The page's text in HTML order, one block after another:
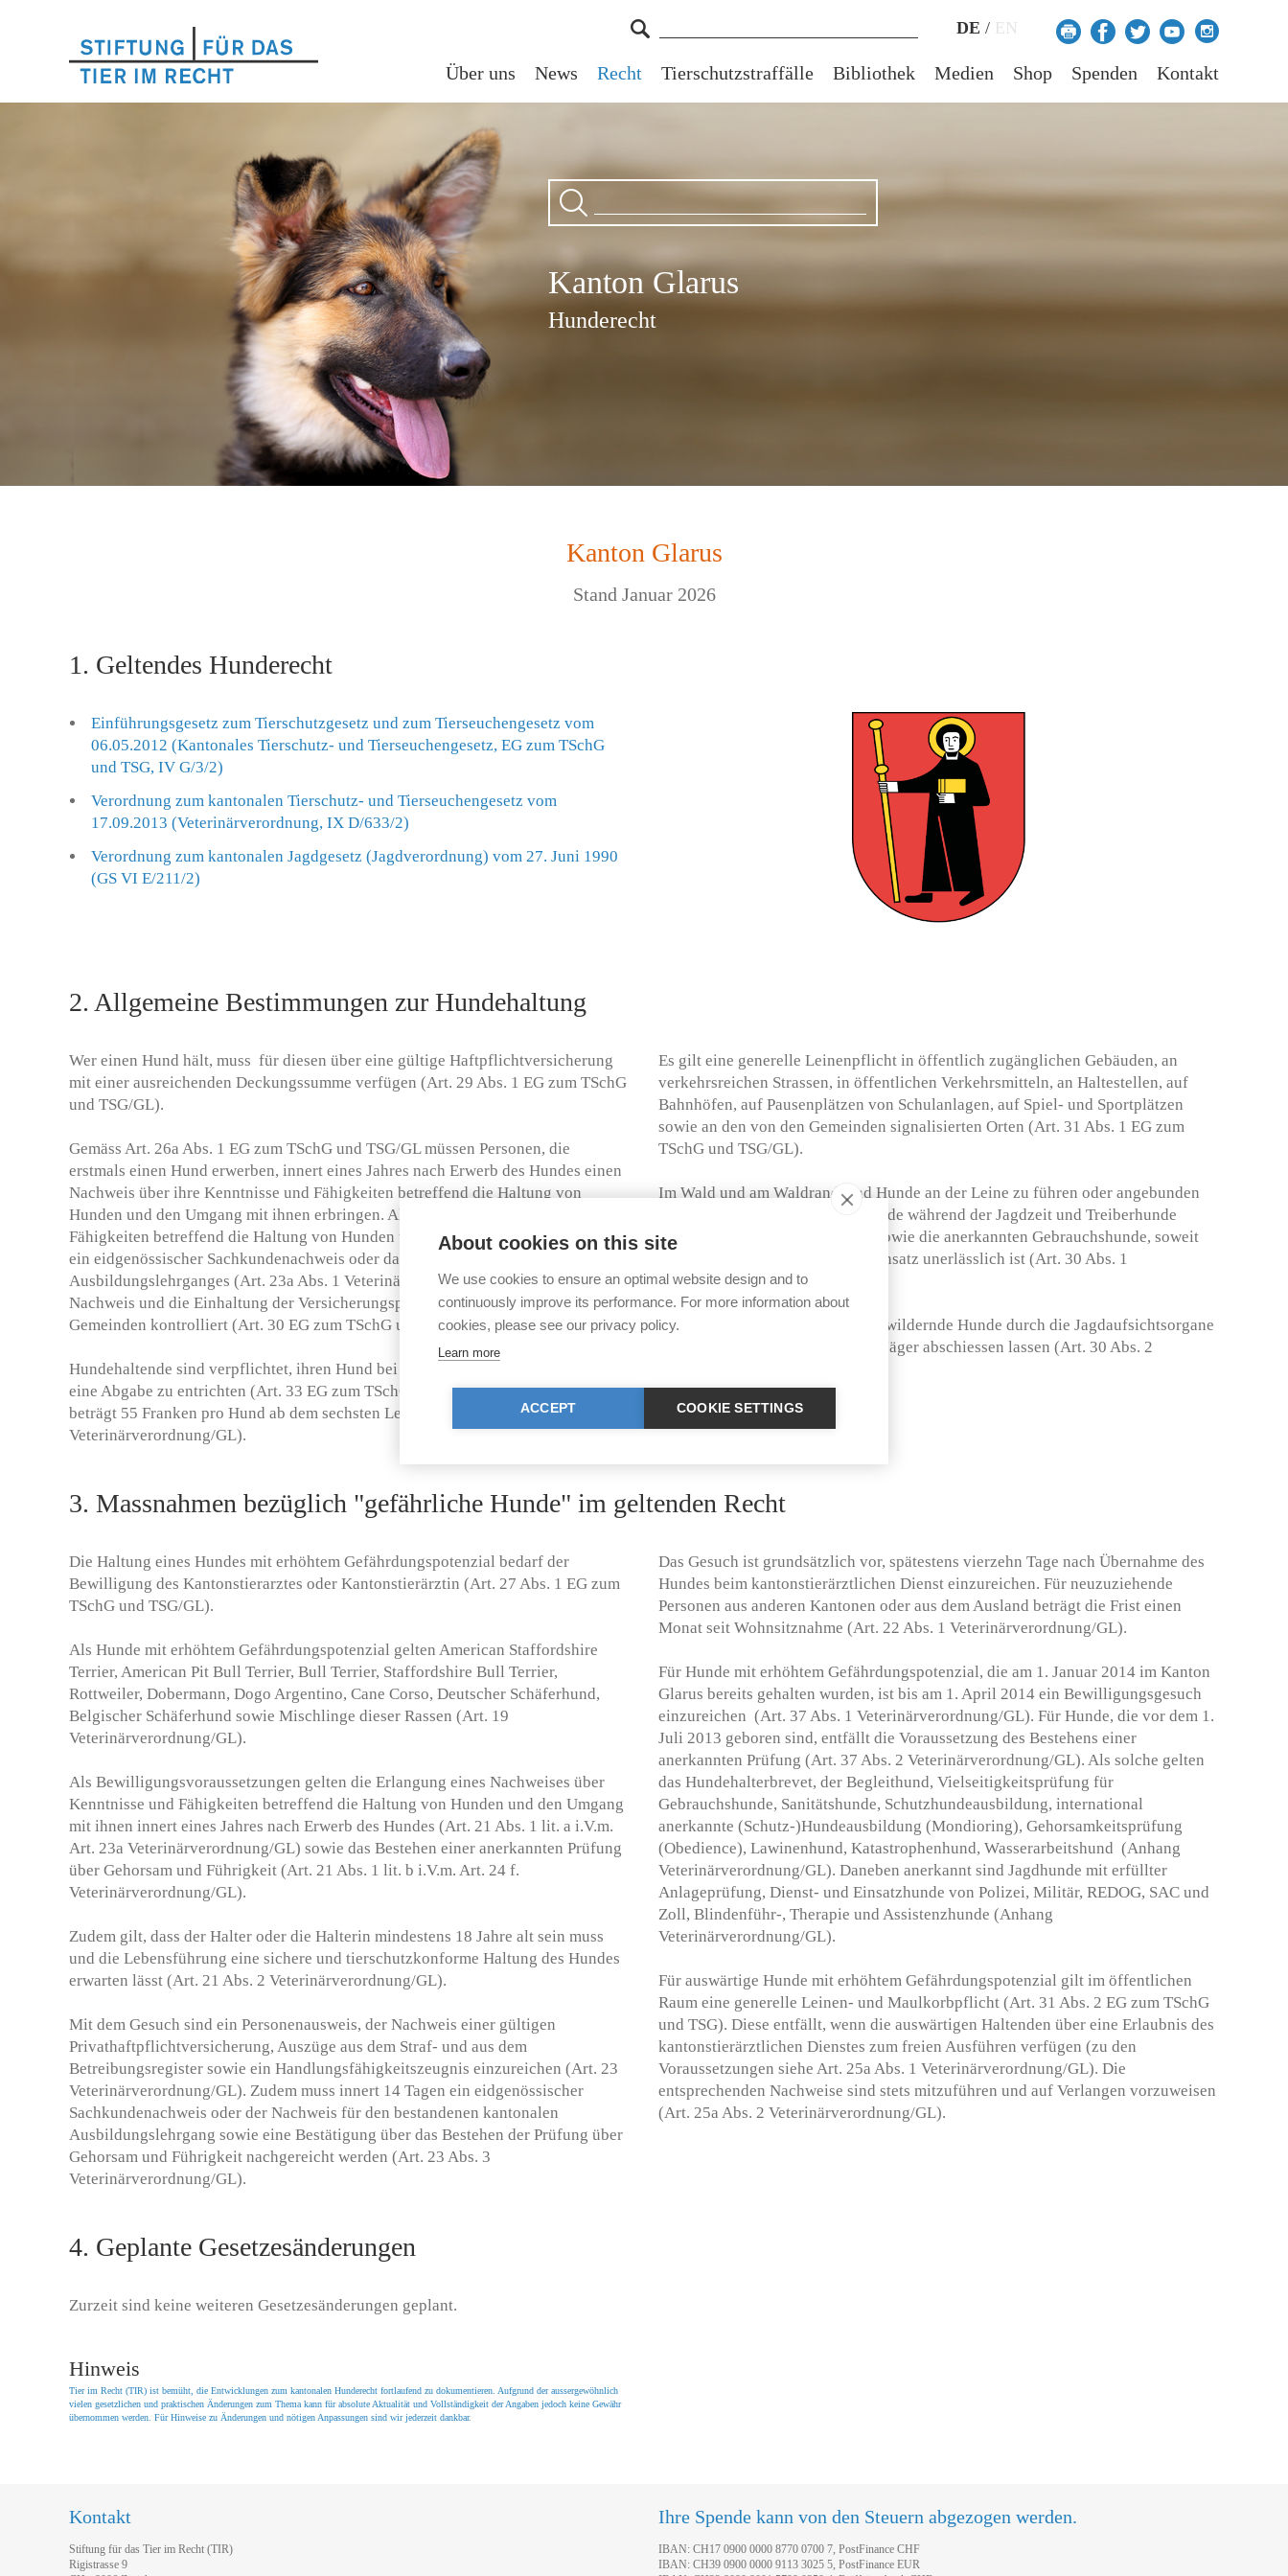
DE / EN
Über uns News Recht Tierschutzstraffälle Bibliothek Medien Shop Spenden Kontakt
Kanton Glarus
Hunderecht
Kanton Glarus
Stand Januar 2026
1. Geltendes Hunderecht
Einführungsgesetz zum Tierschutzgesetz und zum Tierseuchengesetz vom
06.05.2012 (Kantonales Tierschutz- und Tierseuchengesetz, EG zum TSchG
und TSG, IV G/3/2)
Verordnung zum kantonalen Tierschutz- und Tierseuchengesetz vom
17.09.2013 (Veterinärverordnung, IX D/633/2)
Verordnung zum kantonalen Jagdgesetz (Jagdverordnung) vom 27. Juni 1990
(GS VI E/211/2)
2. Allgemeine Bestimmungen zur Hundehaltung
Wer einen Hund hält, muss für diesen über eine gültige Haftpflichtversicherung
mit einer ausreichenden Deckungssumme verfügen (Art. 29 Abs. 1 EG zum TSchG
und TSG/GL).
Gemäss Art. 26a Abs. 1 EG zum TSchG und TSG/GL müssen Personen, die
erstmals einen Hund erwerben, innert eines Jahres nach Erwerb des Hundes einen
Nachweis über ihre Kenntnisse und Fähigkeiten betreffend die Haltung von
Hunden und den Umgang mit ihnen erbringen. Als Nachweis über Kenntnisse und
Fähigkeiten betreffend die Haltung von Hunden und den Umgang mit ihnen gilt
ein eidgenössischer Sachkundenachweis oder das Bestehen des kantonalen
Ausbildungslehrganges (Art. 23a Abs. 1 Veterinärverordnung/GL). Dieser
Nachweis und die Einhaltung der Versicherungspflicht werden von den
Gemeinden kontrolliert (Art. 30 EG zum TSchG und TSG/GL).
Hundehaltende sind verpflichtet, ihren Hund bei der Gemeinde zu melden und
eine Abgabe zu entrichten (Art. 33 EG zum TSchG und TSG/GL). Diese Hundetaxe
beträgt 55 Franken pro Hund ab dem sechsten Lebensmonat (Art. 31 Abs. 1
Veterinärverordnung/GL).
Es gilt eine generelle Leinenpflicht in öffentlich zugänglichen Gebäuden, an
verkehrsreichen Strassen, in öffentlichen Verkehrsmitteln, an Haltestellen, auf
Bahnhöfen, auf Pausenplätzen von Schulanlagen, auf Spiel- und Sportplätzen
sowie an den von den Gemeinden signalisierten Orten (Art. 31 Abs. 1 EG zum
TSchG und TSG/GL).
Im Wald und am Waldrand sind Hunde an der Leine zu führen oder angebunden
zu halten, ausgenommen Jagdhunde während der Jagdzeit und Treiberhunde
während der Viehtreiberdienste sowie die anerkannten Gebrauchshunde, soweit
dies zu deren Ausbildung oder Einsatz unerlässlich ist (Art. 30 Abs. 1
Jagdverordnung/GL).
Die kantonale Jagdbehörde kann wildernde Hunde durch die Jagdaufsichtsorgane
oder patentierte Jägerinnen oder Jäger abschiessen lassen (Art. 30 Abs. 2
3. Massnahmen bezüglich "gefährliche Hunde" im geltenden Recht
Die Haltung eines Hundes mit erhöhtem Gefährdungspotenzial bedarf der
Bewilligung des Kantonstierarztes oder Kantonstierärztin (Art. 27 Abs. 1 EG zum
TSchG und TSG/GL).
Als Hunde mit erhöhtem Gefährdungspotenzial gelten American Staffordshire
Terrier, American Pit Bull Terrier, Bull Terrier, Staffordshire Bull Terrier,
Rottweiler, Dobermann, Dogo Argentino, Cane Corso, Deutscher Schäferhund,
Belgischer Schäferhund sowie Mischlinge dieser Rassen (Art. 19
Veterinärverordnung/GL).
Als Bewilligungsvoraussetzungen gelten die Erlangung eines Nachweises über
Kenntnisse und Fähigkeiten betreffend die Haltung von Hunden und den Umgang
mit ihnen innert eines Jahres nach Erwerb des Hundes (Art. 21 Abs. 1 lit. a i.V.m.
Art. 23a Veterinärverordnung/GL) sowie das Bestehen einer anerkannten Prüfung
über Gehorsam und Führigkeit (Art. 21 Abs. 1 lit. b i.V.m. Art. 24 f.
Veterinärverordnung/GL).
Zudem gilt, dass der Halter oder die Halterin mindestens 18 Jahre alt sein muss
und die Lebensführung eine sichere und tierschutzkonforme Haltung des Hundes
erwarten lässt (Art. 21 Abs. 2 Veterinärverordnung/GL).
Mit dem Gesuch sind ein Personenausweis, der Nachweis einer gültigen
Privathaftpflichtversicherung, Auszüge aus dem Straf- und aus dem
Betreibungsregister sowie ein Handlungsfähigkeitszeugnis einzureichen (Art. 23
Veterinärverordnung/GL). Zudem muss innert 14 Tagen ein eidgenössischer
Sachkundenachweis oder der Nachweis für den bestandenen kantonalen
Ausbildungslehrgang sowie eine Bestätigung über das Bestehen der Prüfung über
Gehorsam und Führigkeit nachgereicht werden (Art. 23 Abs. 3
Veterinärverordnung/GL).
Das Gesuch ist grundsätzlich vor, spätestens vierzehn Tage nach Übernahme des
Hundes beim kantonstierärztlichen Dienst einzureichen. Für neuzuziehende
Personen aus anderen Kantonen oder aus dem Ausland beträgt die Frist einen
Monat seit Wohnsitznahme (Art. 22 Abs. 1 Veterinärverordnung/GL).
Für Hunde mit erhöhtem Gefährdungspotenzial, die am 1. Januar 2014 im Kanton
Glarus bereits gehalten wurden, ist bis am 1. April 2014 ein Bewilligungsgesuch
einzureichen (Art. 37 Abs. 1 Veterinärverordnung/GL). Für Hunde, die vor dem 1.
Juli 2013 geboren sind, entfällt die Voraussetzung des Bestehens einer
anerkannten Prüfung (Art. 37 Abs. 2 Veterinärverordnung/GL). Als solche gelten
das Hundehalterbrevet, der Begleithund, Vielseitigkeitsprüfung für
Gebrauchshunde, Sanitätshunde, Schutzhundeausbildung, international
anerkannte (Schutz-)Hundeausbildung (Mondioring), Gehorsamkeitsprüfung
(Obedience), Lawinenhund, Katastrophenhund, Wasserarbeitshund (Anhang
Veterinärverordnung/GL). Daneben anerkannt sind Jagdhunde mit erfüllter
Anlageprüfung, Dienst- und Einsatzhunde von Polizei, Militär, REDOG, SAC und
Zoll, Blindenführ-, Therapie und Assistenzhunde (Anhang
Veterinärverordnung/GL).
Für auswärtige Hunde mit erhöhtem Gefährdungspotenzial gilt im öffentlichen
Raum eine generelle Leinen- und Maulkorbpflicht (Art. 31 Abs. 2 EG zum TSchG
und TSG). Diese entfällt, wenn die auswärtigen Haltenden über eine Erlaubnis des
kantonstierärztlichen Dienstes zum freien Ausführen verfügen (zu den
Voraussetzungen siehe Art. 25a Abs. 1 Veterinärverordnung/GL). Die
entsprechenden Nachweise sind stets mitzuführen und auf Verlangen vorzuweisen
(Art. 25a Abs. 2 Veterinärverordnung/GL).
4. Geplante Gesetzesänderungen
Zurzeit sind keine weiteren Gesetzesänderungen geplant.
Hinweis
Tier im Recht (TIR) ist bemüht, die Entwicklungen zum kantonalen Hunderecht fortlaufend zu dokumentieren. Aufgrund der aussergewöhnlich
vielen gesetzlichen und praktischen Änderungen zum Thema kann für absolute Aktualität und Vollständigkeit der Angaben jedoch keine Gewähr
übernommen werden. Für Hinweise zu Änderungen und nötigen Anpassungen sind wir jederzeit dankbar.
Kontakt
Stiftung für das Tier im Recht (TIR)
Rigistrasse 9
Ihre Spende kann von den Steuern abgezogen werden.
IBAN: CH17 0900 0000 8770 0700 7, PostFinance CHF
IBAN: CH39 0900 0000 9113 3025 5, PostFinance EUR
About cookies on this site
We use cookies to ensure an optimal website design and to
continuously improve its performance. For more information about
cookies, please see our privacy policy.
Learn more
ACCEPT COOKIE SETTINGS